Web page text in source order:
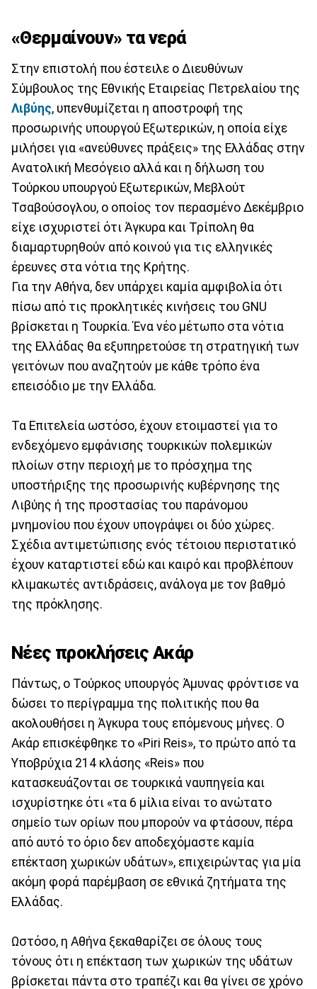
«Θερμαίνουν» τα νερά
Στην επιστολή που έστειλε ο Διευθύνων
Σύμβουλος της Εθνικής Εταιρείας Πετρελαίου της
Λιβύης, υπενθυμίζεται η αποστροφή της
προσωρινής υπουργού Εξωτερικών, η οποία είχε
μιλήσει για «ανεύθυνες πράξεις» της Ελλάδας στην
Ανατολική Μεσόγειο αλλά και η δήλωση του
Τούρκου υπουργού Εξωτερικών, Μεβλούτ
Τσαβούσογλου, ο οποίος τον περασμένο Δεκέμβριο
είχε ισχυριστεί ότι Άγκυρα και Τρίπολη θα
διαμαρτυρηθούν από κοινού για τις ελληνικές
έρευνες στα νότια της Κρήτης.
Για την Αθήνα, δεν υπάρχει καμία αμφιβολία ότι
πίσω από τις προκλητικές κινήσεις του GNU
βρίσκεται η Τουρκία. Ένα νέο μέτωπο στα νότια
της Ελλάδας θα εξυπηρετούσε τη στρατηγική των
γειτόνων που αναζητούν με κάθε τρόπο ένα
επεισόδιο με την Ελλάδα.
Τα Επιτελεία ωστόσο, έχουν ετοιμαστεί για το
ενδεχόμενο εμφάνισης τουρκικών πολεμικών
πλοίων στην περιοχή με το πρόσχημα της
υποστήριξης της προσωρινής κυβέρνησης της
Λιβύης ή της προστασίας του παράνομου
μνημονίου που έχουν υπογράψει οι δύο χώρες.
Σχέδια αντιμετώπισης ενός τέτοιου περιστατικό
έχουν καταρτιστεί εδώ και καιρό και προβλέπουν
κλιμακωτές αντιδράσεις, ανάλογα με τον βαθμό
της πρόκλησης.
Νέες προκλήσεις Ακάρ
Πάντως, ο Τούρκος υπουργός Άμυνας φρόντισε να
δώσει το περίγραμμα της πολιτικής που θα
ακολουθήσει η Άγκυρα τους επόμενους μήνες. Ο
Ακάρ επισκέφθηκε το «Piri Reis», το πρώτο από τα
Υποβρύχια 214 κλάσης «Reis» που
κατασκευάζονται σε τουρκικά ναυπηγεία και
ισχυρίστηκε ότι «τα 6 μίλια είναι το ανώτατο
σημείο των ορίων που μπορούν να φτάσουν, πέρα
από αυτό το όριο δεν αποδεχόμαστε καμία
επέκταση χωρικών υδάτων», επιχειρώντας για μία
ακόμη φορά παρέμβαση σε εθνικά ζητήματα της
Ελλάδας.
Ωστόσο, η Αθήνα ξεκαθαρίζει σε όλους τους
τόνους ότι η επέκταση των χωρικών της υδάτων
βρίσκεται πάντα στο τραπέζι και θα γίνει σε χρόνο